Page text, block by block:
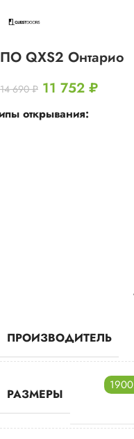
ПО QXS2 Онтарио
14 690₽ 11 752 ₽
открывания:
ПРОИЗВОДИТЕЛЬ
РАЗМЕРЫ